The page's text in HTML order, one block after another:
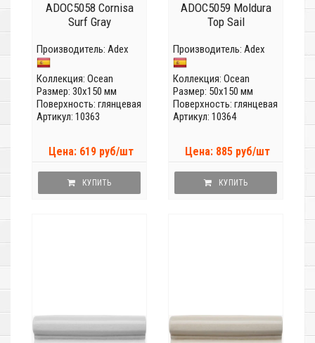
ADOC5058 Cornisa
Surf Gray
Производитель: Adex
Коллекция: Ocean
Размер: 30x150 мм
Поверхность: глянцевая
Артикул: 10363
Цена: 619 руб/шт
КУПИТЬ
ADOC5059 Moldura
Top Sail
Производитель: Adex
Коллекция: Ocean
Размер: 50x150 мм
Поверхность: глянцевая
Артикул: 10364
Цена: 885 руб/шт
КУПИТЬ